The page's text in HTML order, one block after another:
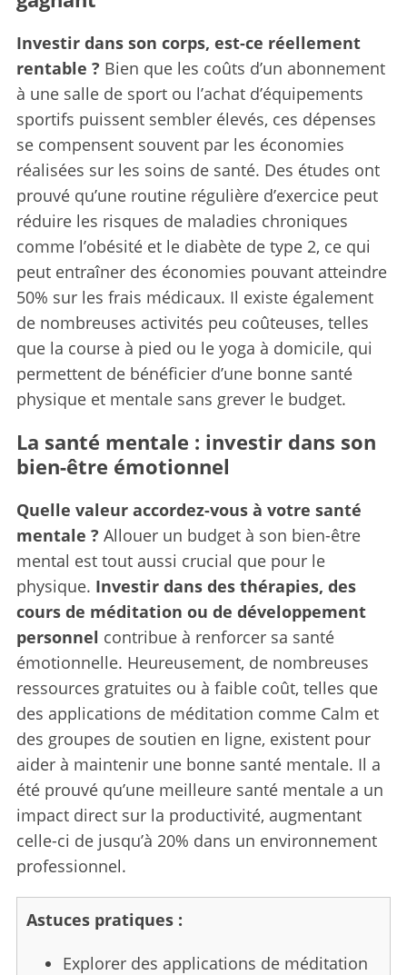
Investir dans son corps, est-ce réellement
rentable ? Bien que les coûts d’un abonnement
à une salle de sport ou l’achat d’équipements
sportifs puissent sembler élevés, ces dépenses
se compensent souvent par les économies
réalisées sur les soins de santé. Des études ont
prouvé qu’une routine régulière d’exercice peut
réduire les risques de maladies chroniques
comme l’obésité et le diabète de type 2, ce qui
peut entraîner des économies pouvant atteindre
50% sur les frais médicaux. Il existe également
de nombreuses activités peu coûteuses, telles
que la course à pied ou le yoga à domicile, qui
permettent de bénéficier d’une bonne santé
physique et mentale sans grever le budget.
La santé mentale : investir dans son
bien-être émotionnel
Quelle valeur accordez-vous à votre santé
mentale ? Allouer un budget à son bien-être
mental est tout aussi crucial que pour le
physique. Investir dans des thérapies, des
cours de méditation ou de développement
personnel contribue à renforcer sa santé
émotionnelle. Heureusement, de nombreuses
ressources gratuites ou à faible coût, telles que
des applications de méditation comme Calm et
des groupes de soutien en ligne, existent pour
aider à maintenir une bonne santé mentale. Il a
été prouvé qu’une meilleure santé mentale a un
impact direct sur la productivité, augmentant
celle-ci de jusqu’à 20% dans un environnement
professionnel.
Astuces pratiques :
Explorer des applications de méditation
S
a
r
c
h
o
r
: